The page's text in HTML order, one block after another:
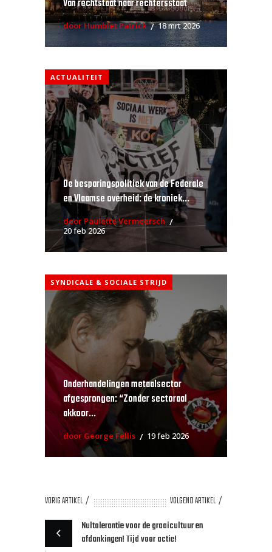
Van rechtstaat naar rechtersstaat
door Humblet Patrick 18 mrt 2026
ACTUALITEIT
De besparingspolitiek van de Federale
en Vlaamse overheid: de kroniek...
door Paulette Vermeersch
20 feb 2026
SYNDICALE & SOCIALE STRIJD
Onderhandelingen metaalsector
afgesprongen: “Zonder sectoraal
akkoor...
door George Fellis 19 feb 2026
VORIG ARTIKEL
VOLGEND ARTIKEL
Nultolerantie voor de graaicultuur en
afdankingen! Tijd voor actie!